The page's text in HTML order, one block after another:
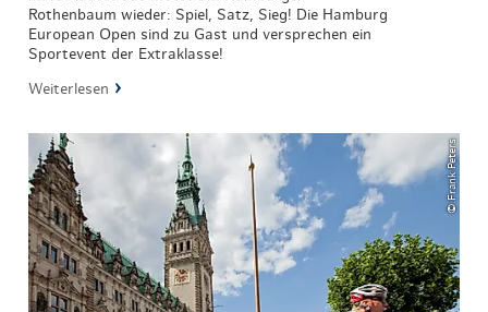
Rothenbaum wieder: Spiel, Satz, Sieg! Die Hamburg
European Open sind zu Gast und versprechen ein
Sportevent der Extraklasse!
Weiterlesen
© Frank Peters